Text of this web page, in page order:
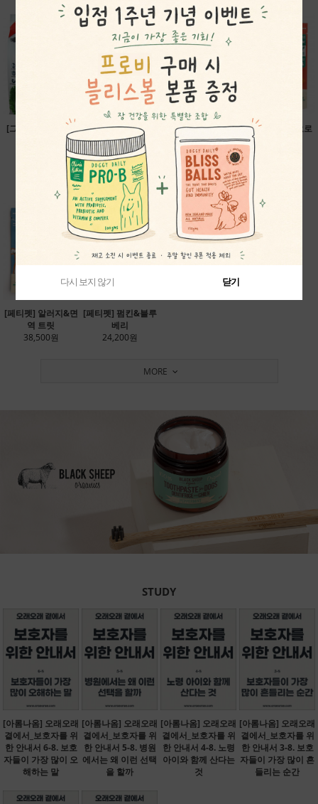
[그랜마 루시] 마카
[게더] 앤드레스 밸
리 비건 레시피 (유
통기한 할인)
58,400원
[브이-플래닛] 비건
독 푸드 미니바이트
2.04kg
39,900원
[페티펫] 비건 요로
[페티펫] 알러지&면
역 트릿
38,500원
[페티펫] 펌킨&블루
베리
24,200원
MORE
STUDY
[아롬나옴] 오래오래
곁에서_보호자를 위
한 안내서 6-8. 보호
자들이 가장 많이 오
해하는 말
[아롬나옴] 오래오래
곁에서_보호자를 위
한 안내서 5-8. 병원
에서는 왜 이런 선택
을 할까
[아롬나옴] 오래오래
곁에서_보호자를 위
한 안내서 4-8. 노령
아이와 함께 산다는
것
[아롬나옴] 오래오래
곁에서_보호자를 위
한 안내서 3-8. 보호
자들이 가장 많이 흔
들리는 순간
다시 보지 않기 닫기
다시 보지 않기 닫기
다시 보지 않기 닫기